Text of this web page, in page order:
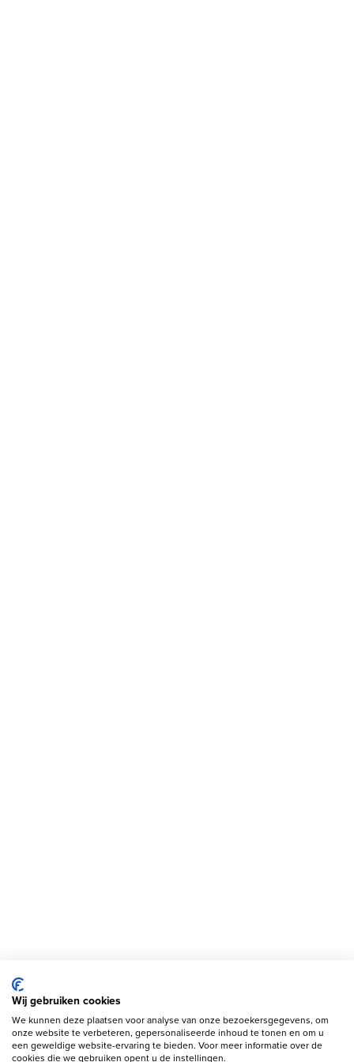
Wij gebruiken cookies
We kunnen deze plaatsen voor analyse van onze bezoekersgegevens, om
onze website te verbeteren, gepersonaliseerde inhoud te tonen en om u
een geweldige website-ervaring te bieden. Voor meer informatie over de
cookies die we gebruiken opent u de instellingen.